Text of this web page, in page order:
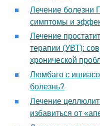
Лечение болезни
симптомы и
Лечение
терапии (УВТ):
хронической
Люмбаго с
болезнь?
Лечение
избавиться от